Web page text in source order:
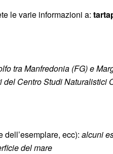
le varie informazioni a:
tra Manfredonia (FG) e
del Centro Studi Naturalistici
ecc): alcuni
del mare